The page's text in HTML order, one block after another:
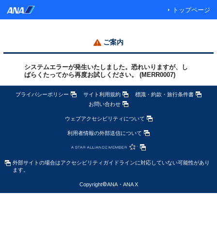
トップページ
ご案内
システムエラーが発生いたしました。恐れいりますが、し
ばらくたってから再度お試しください。 (MERR0007)
プライバシーポリシー サイト利用規約
標識・約款・旅行条件書
お問い合わせ
ウェブアクセシビリティについて
利用者情報の外部送信について
外部サイトの場合はアクセシビリティガイドラインに対応していない可能性があり
ます。
Copyright©ANA・ANA X